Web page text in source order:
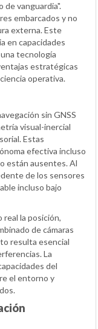
vanguardia".
embarcados y no
externa. Este
en capacidades
tecnología
estratégicas
operativa.
sin GNSS
visual-inercial
Estas
efectiva incluso
están ausentes. Al
de los sensores
incluso bajo
la posición,
de cámaras
resulta esencial
La
del
el entorno y